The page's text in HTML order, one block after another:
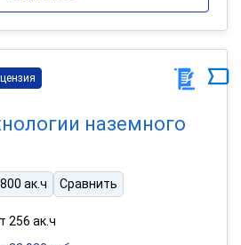
наземного
800 ак.ч Сравнить
256 ак.ч